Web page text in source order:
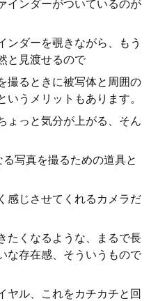
インダーがついているのが
ンダーを覗きながら、もう
と見渡せるので
撮るときに被写体と周囲の
うメリットもあります。
ょっと気分が上がる、そん
写真を撮るための道具と
感じさせてくれるカメラだ
たくなるような、まるで長
な存在感、そういうもので
ヤル、これをカチカチと回